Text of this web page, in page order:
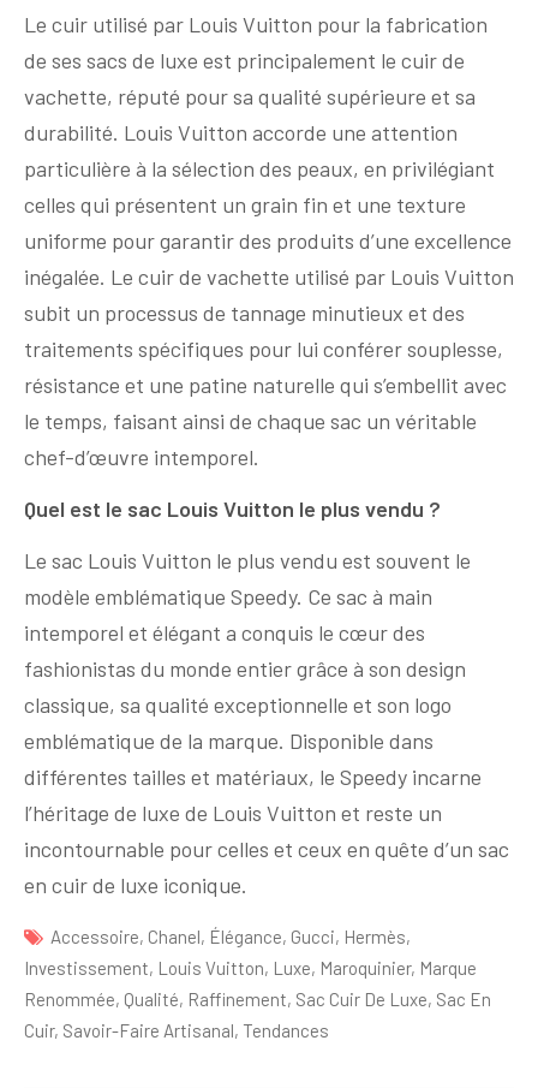
Le cuir utilisé par Louis Vuitton pour la fabrication
de ses sacs de luxe est principalement le cuir de
vachette, réputé pour sa qualité supérieure et sa
durabilité. Louis Vuitton accorde une attention
particulière à la sélection des peaux, en privilégiant
celles qui présentent un grain fin et une texture
uniforme pour garantir des produits d’une excellence
inégalée. Le cuir de vachette utilisé par Louis Vuitton
subit un processus de tannage minutieux et des
traitements spécifiques pour lui conférer souplesse,
résistance et une patine naturelle qui s’embellit avec
le temps, faisant ainsi de chaque sac un véritable
chef-d’œuvre intemporel.
Quel est le sac Louis Vuitton le plus vendu ?
Le sac Louis Vuitton le plus vendu est souvent le
modèle emblématique Speedy. Ce sac à main
intemporel et élégant a conquis le cœur des
fashionistas du monde entier grâce à son design
classique, sa qualité exceptionnelle et son logo
emblématique de la marque. Disponible dans
différentes tailles et matériaux, le Speedy incarne
l’héritage de luxe de Louis Vuitton et reste un
incontournable pour celles et ceux en quête d’un sac
en cuir de luxe iconique.
Accessoire, Chanel, Élégance, Gucci, Hermès,
Investissement, Louis Vuitton, Luxe, Maroquinier, Marque
Renommée, Qualité, Raffinement, Sac Cuir De Luxe, Sac En
Cuir, Savoir-Faire Artisanal, Tendances